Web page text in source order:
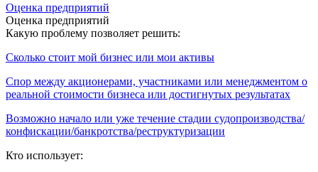
Оценка предприятий
Оценка предприятий
Какую проблему позволяет решить:
Сколько стоит мой бизнес или мои активы
Спор между акционерами, участниками или менеджментом о
реальной стоимости бизнеса или достигнутых результатах
Возможно начало или уже течение стадии судопроизводства/
конфискации/банкротства/реструктуризации
Кто использует: